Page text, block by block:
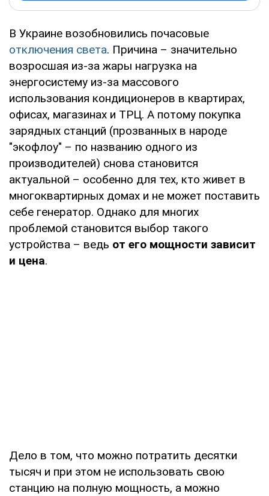
В Украине возобновились почасовые
отключения света. Причина – значительно
возросшая из-за жары нагрузка на
энергосистему из-за массового
использования кондиционеров в квартирах,
офисах, магазинах и ТРЦ. А потому покупка
зарядных станций (прозванных в народе
"экофлоу" – по названию одного из
производителей) снова становится
актуальной – особенно для тех, кто живет в
многоквартирных домах и не может поставить
себе генератор. Однако для многих
проблемой становится выбор такого
устройства – ведь от его мощности зависит
и цена.
Дело в том, что можно потратить десятки
тысяч и при этом не использовать свою
станцию на полную мощность, а можно